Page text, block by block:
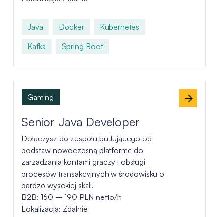
Java Docker
Kubernetes
Kafka
Spring Boot
Senior Java Developer
Dołączysz do zespołu budującego od
podstaw nowoczesną platformę do
zarządzania kontami graczy i obsługi
procesów transakcyjnych w środowisku o
bardzo wysokiej skali.
B2B: 160 – 190 PLN netto/h
Lokalizacja: Zdalnie
Gaming